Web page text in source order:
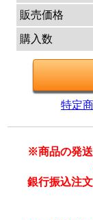
販売価格
購入数
特定
※商品の発
銀行振込注